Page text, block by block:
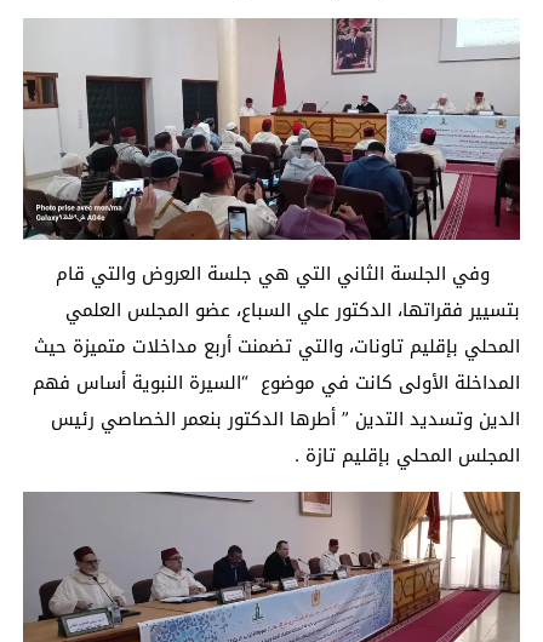
وفي الجلسة الثاني التي هي جلسة العروض والتي قام
بتسيير فقراتها، الدكتور علي السباع، عضو المجلس العلمي
المحلي بإقليم تاونات، والتي تضمنت أربع مداخلات متميزة حيث
المداخلة الأولى كانت في موضوع “السيرة النبوية أساس فهم
الدين وتسديد التدين ” أطرها الدكتور بنعمر الخصاصي رئيس
المجلس المحلي بإقليم تازة .